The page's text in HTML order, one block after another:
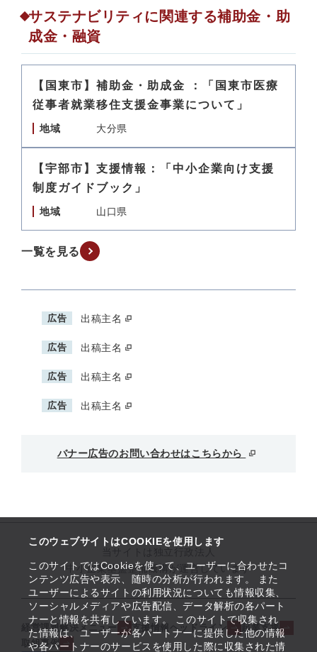
このウェブサイトはCOOKIEを使用します
このサイトではCookieを使って、ユーザーに合わせたコ
ンテンツ広告や表示、随時の分析が行われます。 また
ユーザーによるサイトの利用状況についても情報収集、
ソーシャルメディアや広告配信、データ解析の各パート
ナーと情報を共有しています。 このサイトで収集され
た情報は、ユーザーが各パートナーに提供した他の情報
や各パートナーのサービスを使用した際に収集された情
サステナビリティに関連する補助金・助
成金・融資
【国東市】補助金・助成金 ：「国東市医療
従事者就業移住支援金事業について」
地域 大分県
【宇部市】支援情報：「中小企業向け支援
制度ガイドブック」
地域 山口県
一覧を見る
広告 出稿主名
広告 出稿主名
広告 出稿主名
広告 出稿主名
バナー広告のお問い合わせはこちらから
中小企業基盤整備機構が運営しています
経営課題解決メニュー 支援情報ヘッドライン
起業支援
取組事例